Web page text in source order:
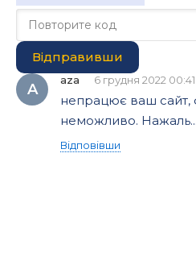
Відправивши
A
aza 6 грудня 2022 00:41
непрацює ваш сайт,
неможливо. Нажаль...
Відповівши